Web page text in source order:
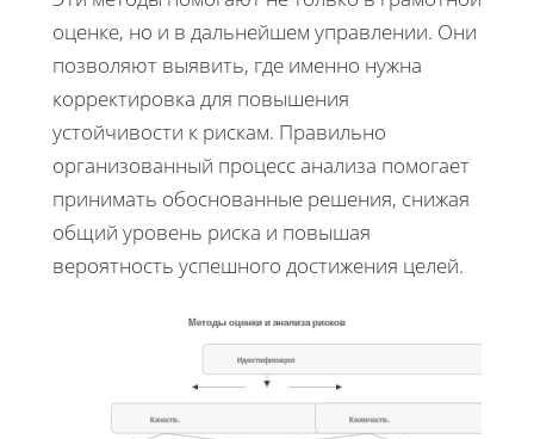
оценке, но и в дальнейшем управлении. Они
позволяют выявить, где именно нужна
корректировка для повышения
устойчивости к рискам. Правильно
организованный процесс анализа помогает
принимать обоснованные решения, снижая
общий уровень риска и повышая
вероятность успешного достижения целей.
Методы оценки и анализа рисков
Идентификация
Качеств. Количеств.